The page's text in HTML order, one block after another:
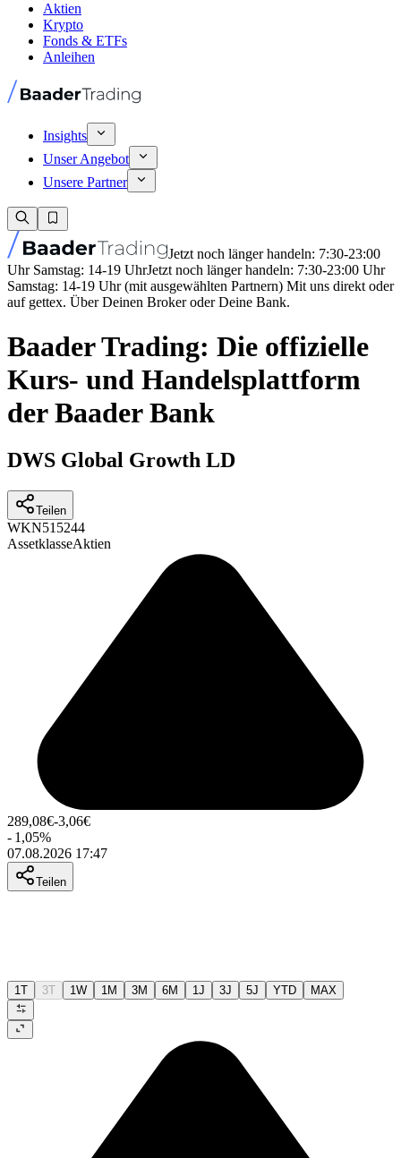
Aktien
Krypto
Fonds & ETFs
Anleihen
Insights
Unser Angebot
Unsere Partner
Jetzt noch länger handeln: 7:30-23:00
Uhr Samstag: 14-19 UhrJetzt noch länger handeln: 7:30-23:00 Uhr
Samstag: 14-19 Uhr (mit ausgewählten Partnern) Mit uns direkt oder
auf gettex. Über Deinen Broker oder Deine Bank.
Baader Trading: Die offizielle
Kurs- und Handelsplattform
der Baader Bank
DWS Global Growth LD
Teilen
WKN515244
AssetklasseAktien
289,08€-3,06€
- 1,05%
07.08.2026 17:47
Teilen
1T 3T 1W 1M 3M 6M 1J 3J 5J YTD MAX